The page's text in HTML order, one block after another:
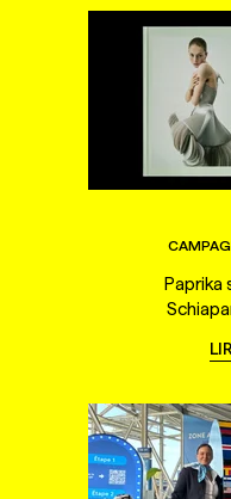
Paprika